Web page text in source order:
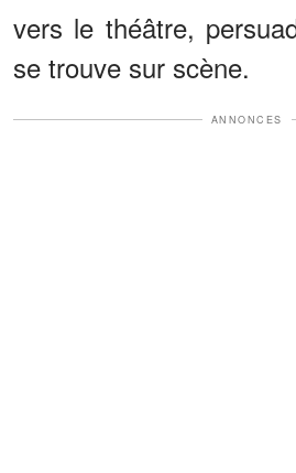
vers le théâtre,
se trouve sur scène.
ANNONCES